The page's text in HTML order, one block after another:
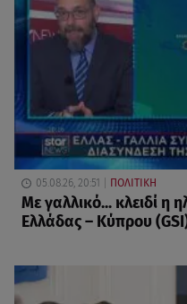
05.08.26, 20:51 ΠΟΛΙΤΙΚΗ
Με γαλλικό... κλειδί η
Ελλάδας – Κύπρου